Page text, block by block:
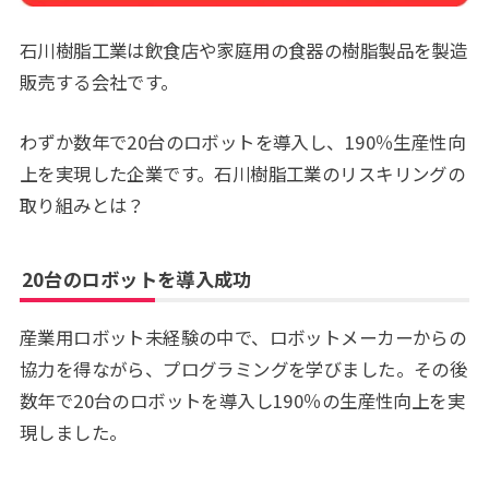
石川樹脂工業は飲食店や家庭用の食器の樹脂製品を製造
販売する会社です。
わずか数年で20台のロボットを導入し、190％生産性向
上を実現した企業です。石川樹脂工業のリスキリングの
取り組みとは？
20台のロボットを導入成功
産業用ロボット未経験の中で、ロボットメーカーからの
協力を得ながら、プログラミングを学びました。その後
数年で20台のロボットを導入し190％の生産性向上を実
現しました。